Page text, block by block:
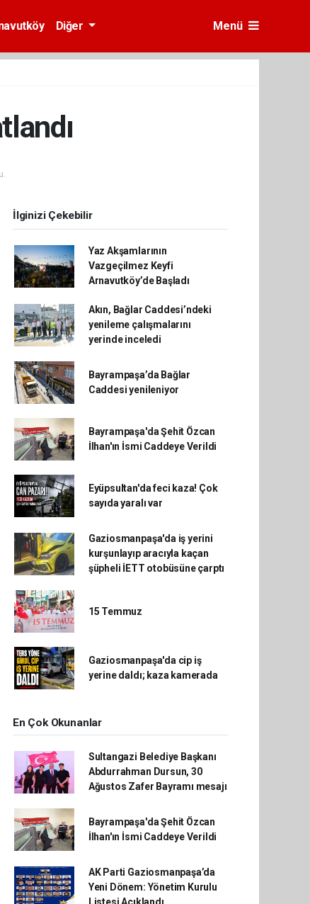
Diğer Menü
İlginizi Çekebilir
Yaz Akşamlarının
Vazgeçilmez Keyfi
Arnavutköy’de Başladı
Akın, Bağlar Caddesi’ndeki
yenileme çalışmalarını
yerinde inceledi
Bayrampaşa’da Bağlar
Caddesi yenileniyor
Bayrampaşa'da Şehit Özcan
İlhan'ın İsmi Caddeye Verildi
Eyüpsultan'da feci kaza! Çok
sayıda yaralı var
Gaziosmanpaşa'da iş yerini
kurşunlayıp aracıyla kaçan
şüpheli İETT otobüsüne çarptı
15 Temmuz
Gaziosmanpaşa'da cip iş
yerine daldı; kaza kamerada
En Çok Okunanlar
Sultangazi Belediye Başkanı
Abdurrahman Dursun, 30
Ağustos Zafer Bayramı mesajı
Bayrampaşa'da Şehit Özcan
İlhan'ın İsmi Caddeye Verildi
AK Parti Gaziosmanpaşa’da
Yeni Dönem: Yönetim Kurulu